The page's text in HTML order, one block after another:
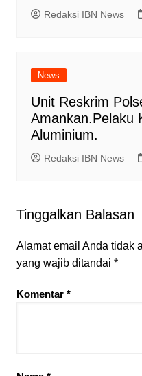
Redaksi IBN News
News
Unit Reskrim
Amankan.Pelaku
Aluminium.
Redaksi IBN News
Tinggalkan Balasan
Alamat email Anda tidak
yang wajib ditandai *
Komentar *